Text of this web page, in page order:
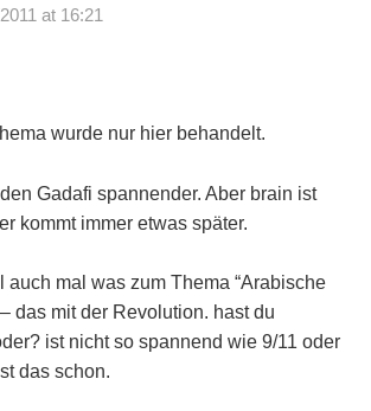
at 16:21
wurde nur hier behandelt.
Gadafi spannender. Aber brain ist
kommt immer etwas später.
auch mal was zum Thema “Arabische
das mit der Revolution. hast du
ist nicht so spannend wie 9/11 oder
das schon.